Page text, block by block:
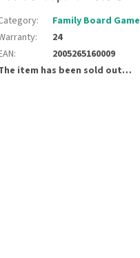
:
Family Board Game
:
24
:
2005265160009
item has been sold out…